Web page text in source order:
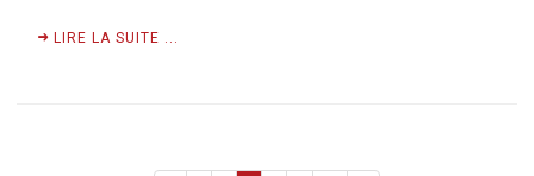
LIRE LA SUITE ...